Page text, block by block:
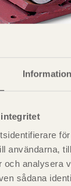
Information
användarna,
och analysera
sådana
Visa sajtkarta